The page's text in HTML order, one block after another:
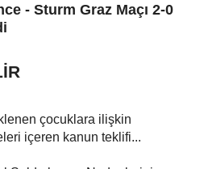
- Sturm Graz Maçı 2-0
çocuklara ilişkin
içeren kanun teklifi...